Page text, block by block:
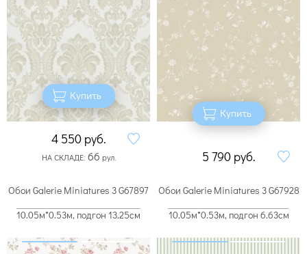
Купить
4 550 руб.
НА СКЛАДЕ: 66 рул.
Купить
5 790 руб.
Обои Galerie Miniatures 3 G67897
10.05м*0.53м, подгон 13.25см
Обои Galerie Miniatures 3 G67928
10.05м*0.53м, подгон 6.63см